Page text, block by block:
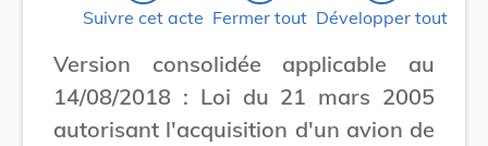
Suivre cet acte Fermer tout Développer tout
Version consolidée applicable au
14/08/2018 : Loi du 21 mars 2005
autorisant l'acquisition d'un avion de